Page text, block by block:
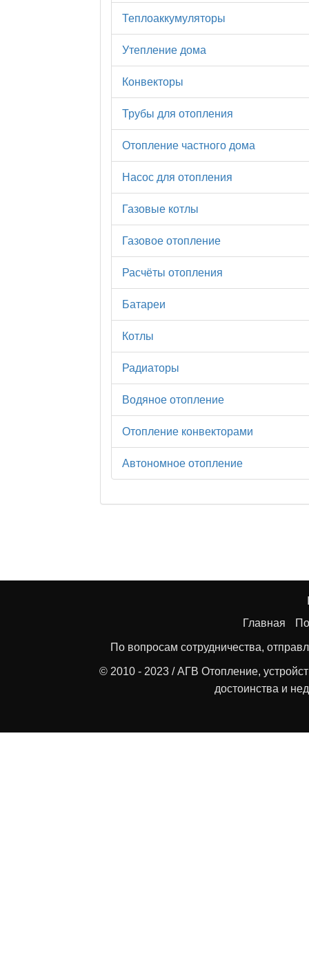
Теплоаккумуляторы
Утепление дома
Конвекторы
Трубы для отопления
Отопление частного дома
Насос для отопления
Газовые котлы
Газовое отопление
Расчёты отопления
Батареи
Котлы
Радиаторы
Водяное отопление
Отопление конвекторами
Автономное отопление
Главная
По вопросам сотрудничества,
© 2010 - 2023 / АГВ Отопление,
достоинства и